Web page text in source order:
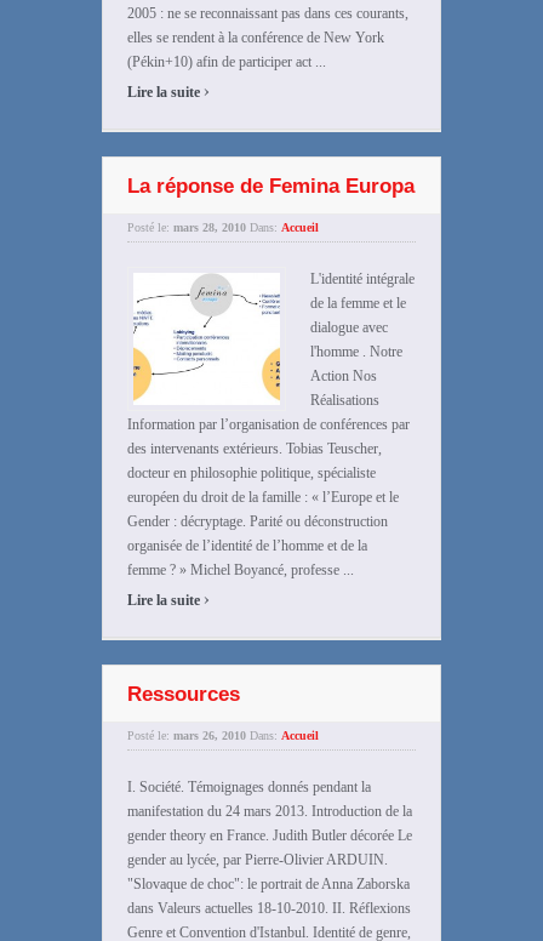
2005 : ne se reconnaissant pas dans ces courants,
elles se rendent à la conférence de New York
(Pékin+10) afin de participer act ...
Lire la suite ›
La réponse de Femina Europa
Posté le: mars 28, 2010 Dans: Accueil
L'identité intégrale
de la femme et le
dialogue avec
l'homme . Notre
Action Nos
Réalisations
Information par l’organisation de conférences par
des intervenants extérieurs. Tobias Teuscher,
docteur en philosophie politique, spécialiste
européen du droit de la famille : « l’Europe et le
Gender : décryptage. Parité ou déconstruction
organisée de l’identité de l’homme et de la
femme ? » Michel Boyancé, professe ...
Lire la suite ›
Ressources
Posté le: mars 26, 2010 Dans: Accueil
I. Société. Témoignages donnés pendant la
manifestation du 24 mars 2013. Introduction de la
gender theory en France. Judith Butler décorée Le
gender au lycée, par Pierre-Olivier ARDUIN.
"Slovaque de choc": le portrait de Anna Zaborska
dans Valeurs actuelles 18-10-2010. II. Réflexions
Genre et Convention d'Istanbul. Identité de genre,